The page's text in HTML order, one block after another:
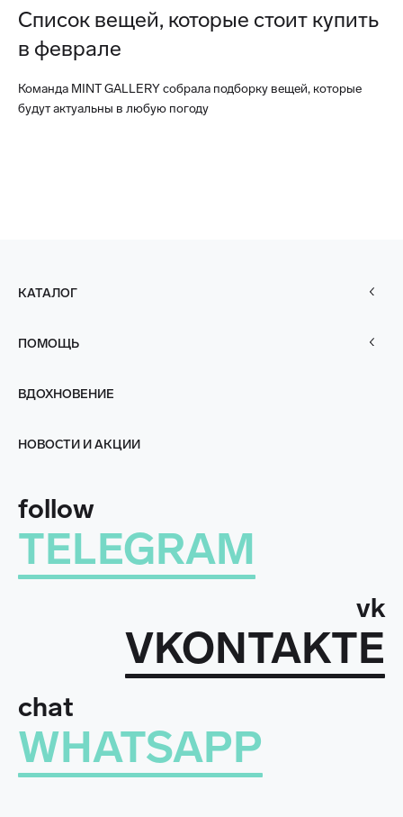
Список вещей, которые стоит купить
в феврале
Команда MINT GALLERY собрала подборку вещей, которые
будут актуальны в любую погоду
КАТАЛОГ
ПОМОЩЬ
ВДОХНОВЕНИЕ
НОВОСТИ И АКЦИИ
follow
TELEGRAM
vk
VKONTAKTE
chat
WHATSAPP